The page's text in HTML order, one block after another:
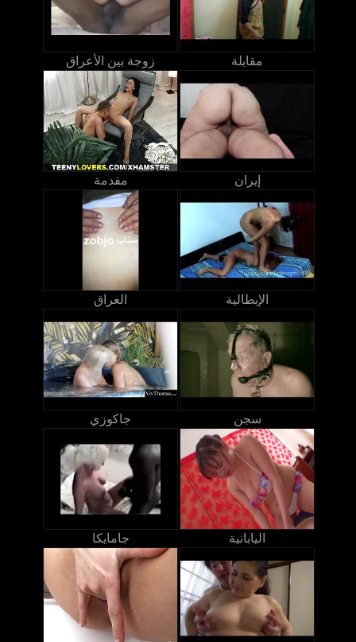
زوجة بين الأعراق مقابلة
مقدمة إيران
العراق الإيطالية
جاكوزي سجن
جامايكا اليابانية